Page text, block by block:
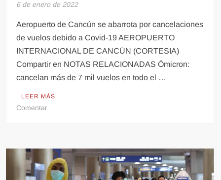
6 de enero de 2022
Aeropuerto de Cancún se abarrota por cancelaciones
de vuelos debido a Covid-19 AEROPUERTO
INTERNACIONAL DE CANCÚN (CORTESIA)
Compartir en NOTAS RELACIONADAS Ómicron:
cancelan más de 7 mil vuelos en todo el …
LEER MÁS
Comentaren
se
abarrota
por